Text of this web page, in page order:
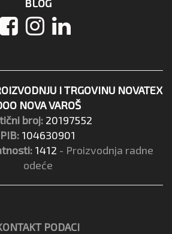
BLOG
I TRGOVINU NOVATEX
NOVA VAROŠ
broj: 20197552
PIB: 104630901
1412 - Proizvodnja radne
odeće
PODACI